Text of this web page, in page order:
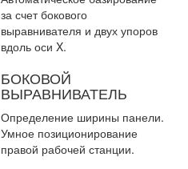
за счет бокового
выравнивателя и двух упоров
вдоль оси X.
БОКОВОЙ
ВЫРАВНИВАТЕЛЬ
Определение ширины панели.
Умное позиционирование
правой рабочей станции.